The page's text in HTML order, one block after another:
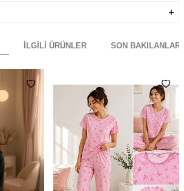
İLGILI ÜRÜNLER SON BAKILANLAR